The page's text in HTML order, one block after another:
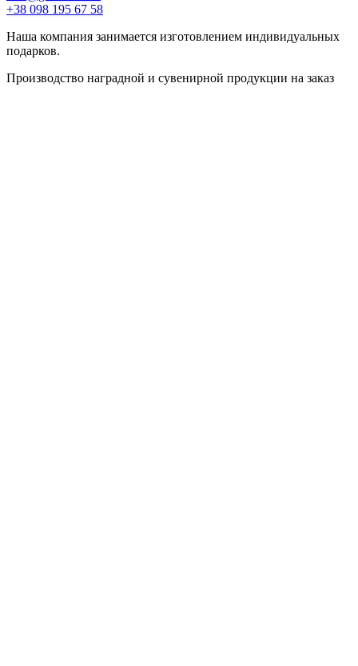
+38 098 195 67 58
Наша компания занимается изготовлением индивидуальных
подарков.
Производство наградной и сувенирной продукции на заказ